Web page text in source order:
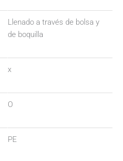
Llenado a través de bolsa y
de boquilla
x
O
PE